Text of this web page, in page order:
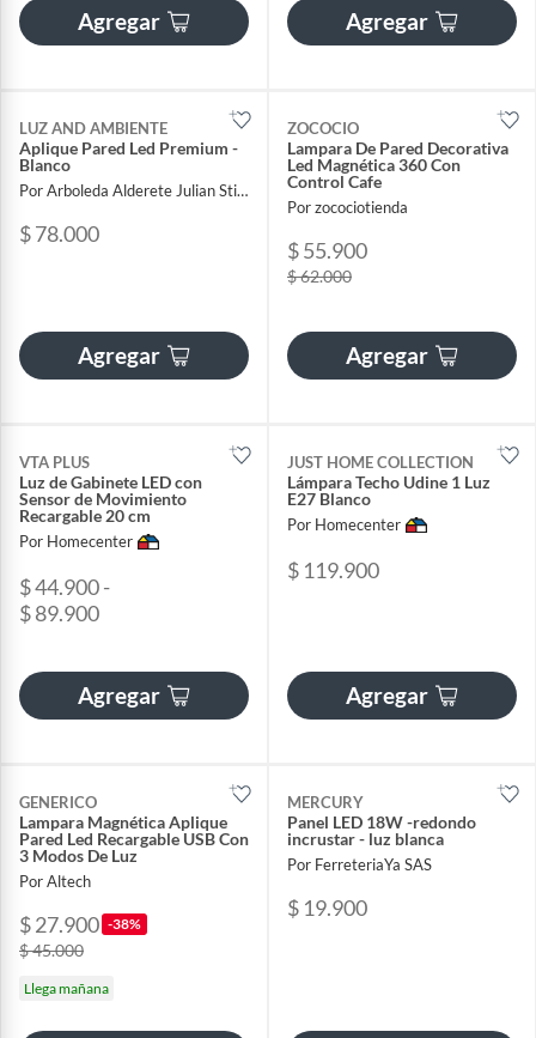
Agregar Agregar
LUZ AND AMBIENTE
Aplique Pared Led Premium -
Blanco
Por Arboleda Alderete Julian Stiven
$ 78.000
Agregar
ZOCOCIO
Lampara De Pared Decorativa
Led Magnética 360 Con
Control Cafe
Por zocociotienda
$ 55.900
$ 62.000
Agregar
VTA PLUS
Luz de Gabinete LED con
Sensor de Movimiento
Recargable 20 cm
Por Homecenter
$ 44.900 -
$ 89.900
Agregar
JUST HOME COLLECTION
Lámpara Techo Udine 1 Luz
E27 Blanco
Por Homecenter
$ 119.900
Agregar
GENERICO
Lampara Magnética Aplique
Pared Led Recargable USB Con
3 Modos De Luz
Por Altech
$ 27.900 -38%
$ 45.000
Llega mañana
MERCURY
Panel LED 18W -redondo
incrustar - luz blanca
Por FerreteriaYa SAS
$ 19.900